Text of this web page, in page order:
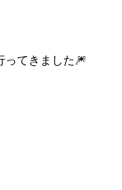
ってきました🎆